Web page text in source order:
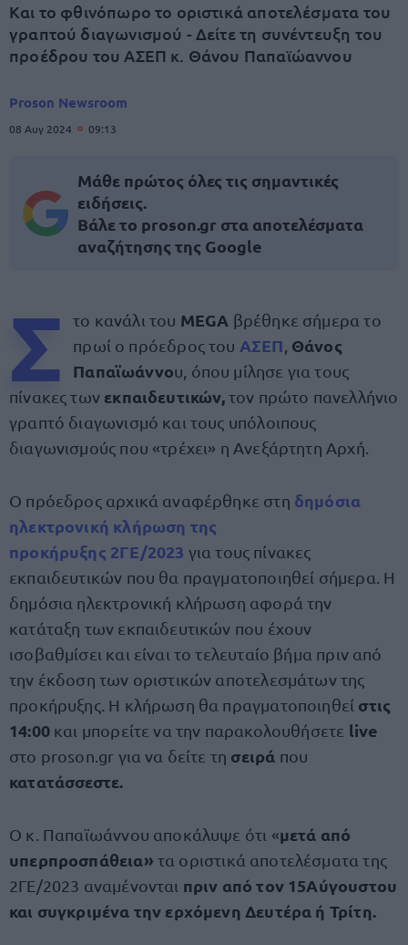
Και το φθινόπωρο το οριστικά αποτελέσματα του
γραπτού διαγωνισμού - Δείτε τη συνέντευξη του
προέδρου του ΑΣΕΠ κ. Θάνου Παπαϊώαννου
Proson Newsroom
08 Αυγ 2024 09:13
Μάθε πρώτος όλες τις σημαντικές
ειδήσεις.
Βάλε το proson.gr στα αποτελέσματα
αναζήτησης της Google
Σ το κανάλι του MEGA βρέθηκε σήμερα το
πρωί ο πρόεδρος του ΑΣΕΠ Θάνος
Παπαϊωάννου, όπου μίλησε για τους
πίνακες των εκπαιδευτικών,τον πρώτο πανελλήνιο
γραπτό διαγωνισμό και τους υπόλοιπους
διαγωνισμούς που «τρέχει» η Ανεξάρτητη Αρχή.
Ο πρόεδρος αρχικά αναφέρθηκε στη δημόσια
ηλεκτρονική κλήρωση της
προκήρυξης 2ΓΕ/2023 για τους πίνακες
εκπαιδευτικών που θα πραγματοποιηθεί σήμερα. Η
δημόσια ηλεκτρονική κλήρωση αφορά την
κατάταξη των εκπαιδευτικών που έχουν
ισοβαθμίσει και είναι το τελευταίο βήμα πριν από
την έκδοση των οριστικών αποτελεσμάτων της
προκήρυξης. Η κλήρωση θα πραγματοποιηθεί στις
14:00και μπορείτε να την παρακολουθήσετε live
στο proson.gr για να δείτε τη σειρά που
κατατάσσεστε.
O κ. Παπαϊωάννου αποκάλυψε ότι «μετά από
υπερπροσπάθεια» τα οριστικά αποτελέσματα της
2ΓΕ/2023 αναμένονται πριν από τον 15Αύγουστου
και συγκριμένα την ερχόμενη Δευτέρα ή Τρίτη.